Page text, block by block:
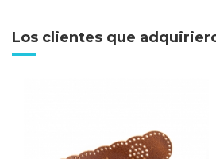
Los clientes que